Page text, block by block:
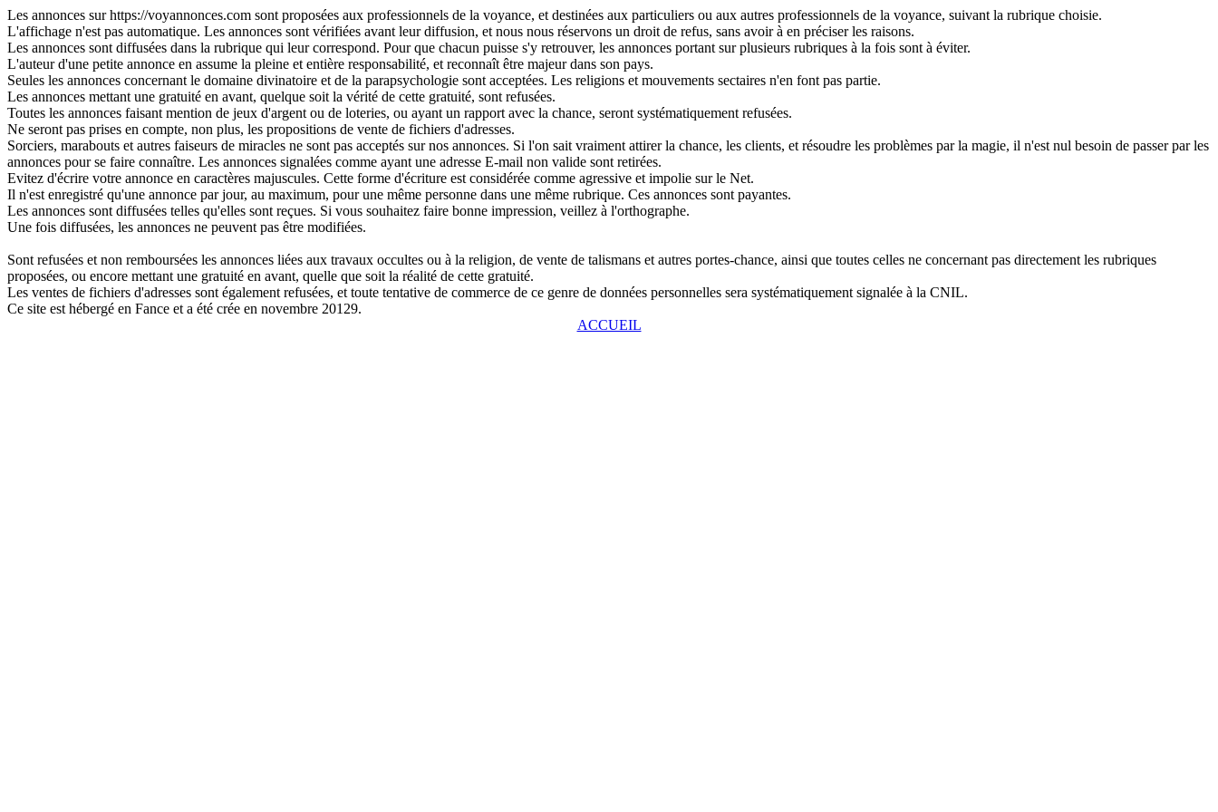
Les annonces sur https://voyannonces.com sont proposées aux professionnels de la voyance, et destinées aux particuliers ou aux autres professionnels de la voyance, suivant la rubrique choisie.
L'affichage n'est pas automatique. Les annonces sont vérifiées avant leur diffusion, et nous nous réservons un droit de refus, sans avoir à en préciser les raisons.
Les annonces sont diffusées dans la rubrique qui leur correspond. Pour que chacun puisse s'y retrouver, les annonces portant sur plusieurs rubriques à la fois sont à éviter.
L'auteur d'une petite annonce en assume la pleine et entière responsabilité, et reconnaît être majeur dans son pays.
Seules les annonces concernant le domaine divinatoire et de la parapsychologie sont acceptées. Les religions et mouvements sectaires n'en font pas partie.
Les annonces mettant une gratuité en avant, quelque soit la vérité de cette gratuité, sont refusées.
Toutes les annonces faisant mention de jeux d'argent ou de loteries, ou ayant un rapport avec la chance, seront systématiquement refusées.
Ne seront pas prises en compte, non plus, les propositions de vente de fichiers d'adresses.
Sorciers, marabouts et autres faiseurs de miracles ne sont pas acceptés sur nos annonces. Si l'on sait vraiment attirer la chance, les clients, et résoudre les problèmes par la magie, il n'est nul besoin de passer par les
annonces pour se faire connaître. Les annonces signalées comme ayant une adresse E-mail non valide sont retirées.
Evitez d'écrire votre annonce en caractères majuscules. Cette forme d'écriture est considérée comme agressive et impolie sur le Net.
Il n'est enregistré qu'une annonce par jour, au maximum, pour une même personne dans une même rubrique. Ces annonces sont payantes.
Les annonces sont diffusées telles qu'elles sont reçues. Si vous souhaitez faire bonne impression, veillez à l'orthographe.
Une fois diffusées, les annonces ne peuvent pas être modifiées.
Sont refusées et non remboursées les annonces liées aux travaux occultes ou à la religion, de vente de talismans et autres portes-chance, ainsi que toutes celles ne concernant pas directement les rubriques
proposées, ou encore mettant une gratuité en avant, quelle que soit la réalité de cette gratuité.
Les ventes de fichiers d'adresses sont également refusées, et toute tentative de commerce de ce genre de données personnelles sera systématiquement signalée à la CNIL.
Ce site est hébergé en Fance et a été crée en novembre 20129.
ACCUEIL